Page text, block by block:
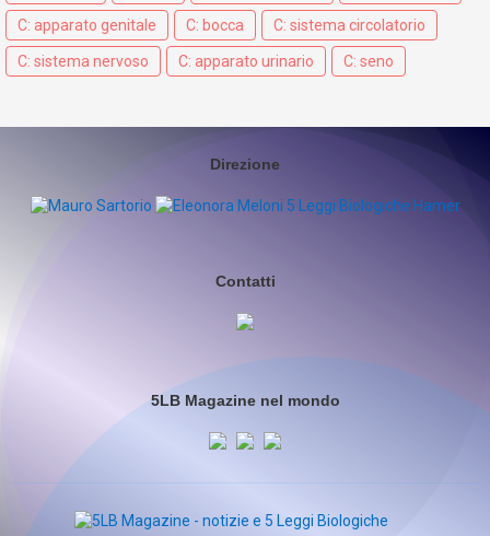
C: apparato genitale C: bocca C: sistema circolatorio
C: sistema nervoso C: apparato urinario C: seno
Direzione
Contatti
5LB Magazine nel mondo